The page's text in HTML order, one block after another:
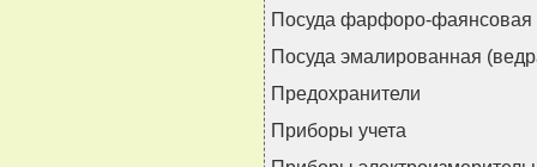
Посуда фарфоро-фаянсовая
Посуда эмалированная
Предохранители
Приборы учета